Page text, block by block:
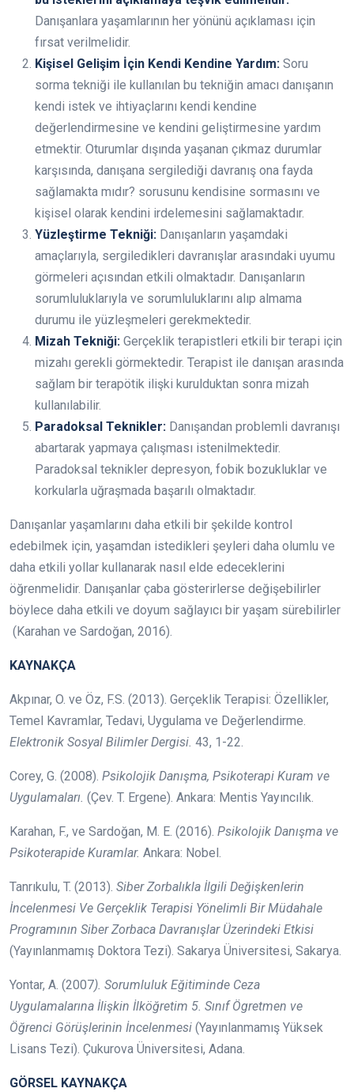
Danışanlara yaşamlarının her yönünü açıklaması için
fırsat verilmelidir.
Kişisel Gelişim İçin Kendi Kendine Yardım: Soru
sorma tekniği ile kullanılan bu tekniğin amacı danışanın
kendi istek ve ihtiyaçlarını kendi kendine
değerlendirmesine ve kendini geliştirmesine yardım
etmektir. Oturumlar dışında yaşanan çıkmaz durumlar
karşısında, danışana sergilediği davranış ona fayda
sağlamakta mıdır? sorusunu kendisine sormasını ve
kişisel olarak kendini irdelemesini sağlamaktadır.
Yüzleştirme Tekniği: Danışanların yaşamdaki
amaçlarıyla, sergiledikleri davranışlar arasındaki uyumu
görmeleri açısından etkili olmaktadır. Danışanların
sorumluluklarıyla ve sorumluluklarını alıp almama
durumu ile yüzleşmeleri gerekmektedir.
Mizah Tekniği: Gerçeklik terapistleri etkili bir terapi için
mizahı gerekli görmektedir. Terapist ile danışan arasında
sağlam bir terapötik ilişki kurulduktan sonra mizah
kullanılabilir.
Paradoksal Teknikler: Danışandan problemli davranışı
abartarak yapmaya çalışması istenilmektedir.
Paradoksal teknikler depresyon, fobik bozukluklar ve
korkularla uğraşmada başarılı olmaktadır.
Danışanlar yaşamlarını daha etkili bir şekilde kontrol
edebilmek için, yaşamdan istedikleri şeyleri daha olumlu ve
daha etkili yollar kullanarak nasıl elde edeceklerini
öğrenmelidir. Danışanlar çaba gösterirlerse değişebilirler
böylece daha etkili ve doyum sağlayıcı bir yaşam sürebilirler
(Karahan ve Sardoğan, 2016).
KAYNAKÇA
Akpınar, O. ve Öz, F.S. (2013). Gerçeklik Terapisi: Özellikler,
Temel Kavramlar, Tedavi, Uygulama ve Değerlendirme.
Elektronik Sosyal Bilimler Dergisi. 43, 1-22.
Corey, G. (2008). Psikolojik Danışma, Psikoterapi Kuram ve
Uygulamaları. (Çev. T. Ergene). Ankara: Mentis Yayıncılık.
Karahan, F., ve Sardoğan, M. E. (2016). Psikolojik Danışma ve
Psikoterapide Kuramlar. Ankara: Nobel.
Tanrıkulu, T. (2013). Siber Zorbalıkla İlgili Değişkenlerin
İncelenmesi Ve Gerçeklik Terapisi Yönelimli Bir Müdahale
Programının Siber Zorbaca Davranışlar Üzerindeki Etkisi
(Yayınlanmamış Doktora Tezi). Sakarya Üniversitesi, Sakarya.
Yontar, A. (2007). Sorumluluk Eğitiminde Ceza
Uygulamalarına İlişkin İlköğretim 5. Sınıf Ögretmen ve
Öğrenci Görüşlerinin İncelenmesi (Yayınlanmamış Yüksek
Lisans Tezi). Çukurova Üniversitesi, Adana.
GÖRSEL KAYNAKÇA